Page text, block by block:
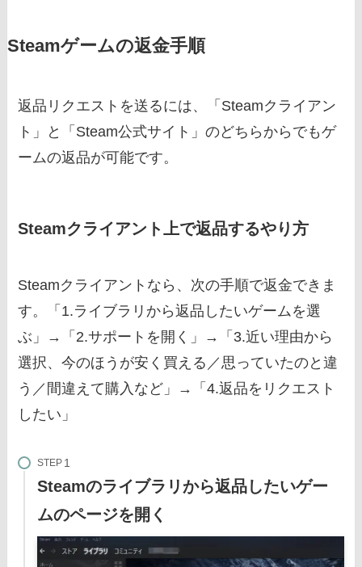
Steamゲームの返金手順
返品リクエストを送るには、「Steamクライアン
ト」と「Steam公式サイト」のどちらからでもゲ
ームの返品が可能です。
Steamクライアント上で返品するやり方
Steamクライアントなら、次の手順で返金できま
す。「1.ライブラリから返品したいゲームを選
ぶ」→「2.サポートを開く」→「3.近い理由から
選択、今のほうが安く買える／思っていたのと違
う／間違えて購入など」→「4.返品をリクエスト
したい」
STEP
Steamのライブラリから返品したいゲー
ムのページを開く